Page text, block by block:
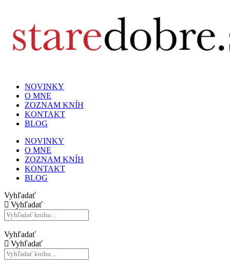
NOVINKY
O MNE
ZOZNAM KNÍH
KONTAKT
BLOG
NOVINKY
O MNE
ZOZNAM KNÍH
KONTAKT
BLOG
Vyhľadať
Vyhľadať
Vyhľadať
Vyhľadať